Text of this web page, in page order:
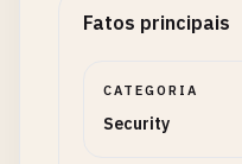
Fatos principais
CATEGORIA
Security